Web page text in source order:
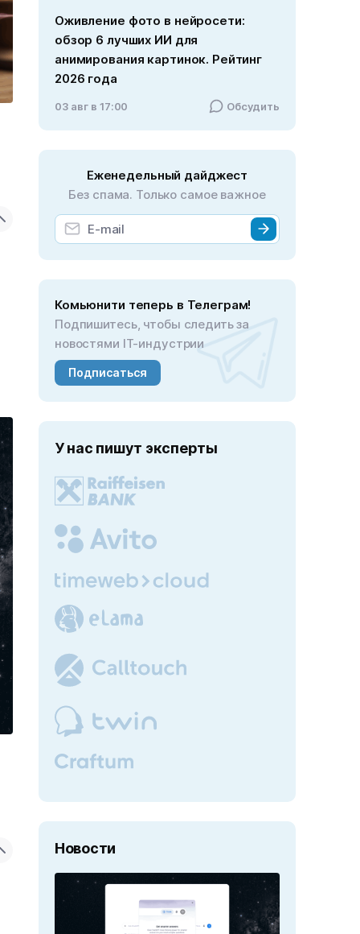
Оживление фото в нейросети:
обзор 6 лучших ИИ для
анимирования картинок. Рейтинг
2026 года
03 авг в 17:00 Обсудить
Еженедельный дайджест
Без спама. Только самое важное
Комьюнити теперь в Телеграм!
Подпишитесь, чтобы следить за
новостями IT-индустрии
Подписаться
У нас пишут эксперты
Новости